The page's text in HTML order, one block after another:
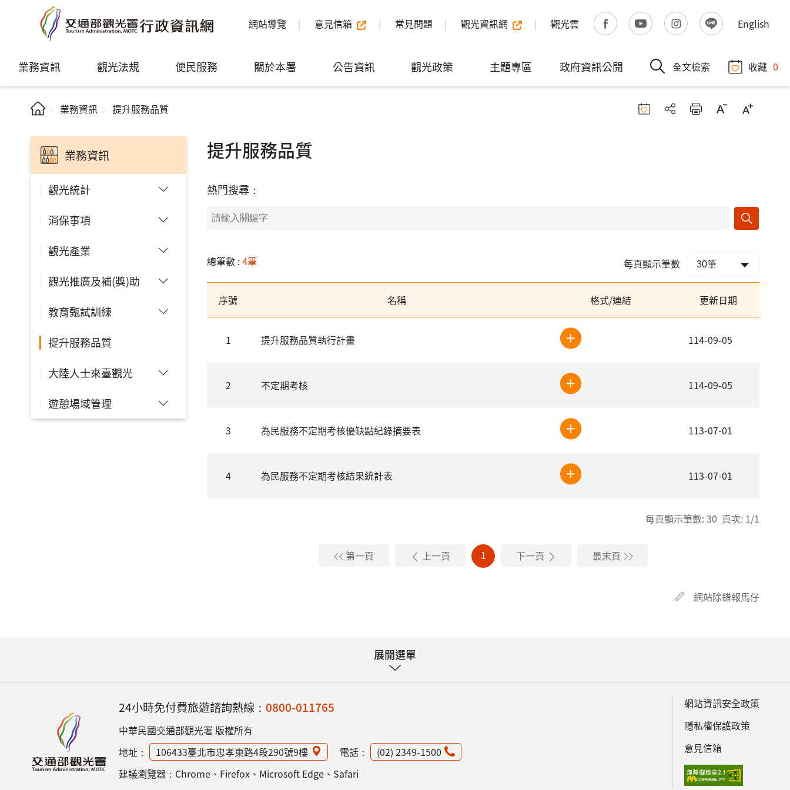
網站導覽 意見信箱 常見問題 觀光資訊網 觀光雲 English
業務資訊 觀光法規 便民服務 關於本署 公告資訊 觀光政策 主題專區 政府資訊公開 全文檢索 收藏 0
業務資訊 提升服務品質
業務資訊
觀光統計
消保事項
觀光產業
觀光推廣及補(獎)助
教育甄試訓練
提升服務品質
大陸人士來臺觀光
遊憩場域管理
提升服務品質
熱門搜尋：
總筆數 :4筆 每頁顯示筆數
序號 名稱 格式/連結 更新日期
1 提升服務品質執行計畫 114-09-05
2 不定期考核 114-09-05
3 為民服務不定期考核優缺點紀錄摘要表 113-07-01
4 為民服務不定期考核結果統計表 113-07-01
每頁顯示筆數: 30 頁次: 1/1
第一頁 上一頁 1 下一頁 最末頁
網站除錯報馬仔
展開選單
24小時免付費旅遊諮詢熱線： 0800-011765
中華民國交通部觀光署 版權所有
地址：
106433臺北市忠孝東路4段290號9樓 電話：
(02) 2349-1500
建議瀏覽器：Chrome、Firefox、Microsoft Edge、Safari
網站資訊安全政策
隱私權保護政策
意見信箱